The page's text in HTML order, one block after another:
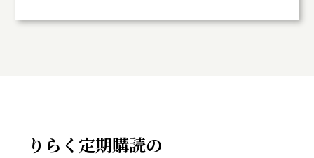
りらく定期購読の